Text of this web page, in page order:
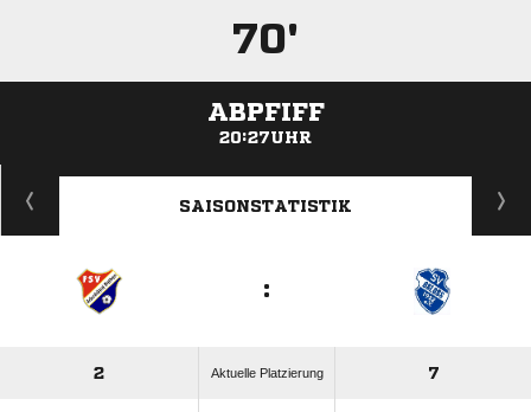
70'
ABPFIFF
20:27UHR
ANZEIGE
SAISONSTATISTIK
:
2 Aktuelle Platzierung 7